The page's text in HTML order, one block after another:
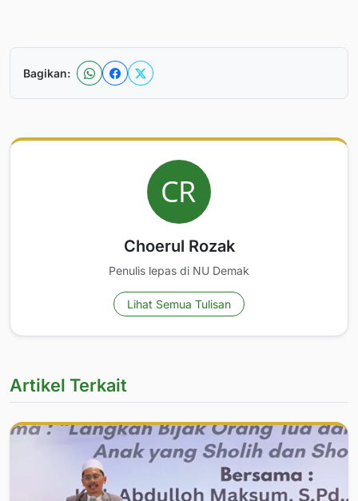
Bagikan:
Choerul Rozak
Penulis lepas di NU Demak
Lihat Semua Tulisan
Artikel Terkait